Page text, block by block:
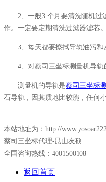
2、一般3 个月要清洗随机过滤
作。一定要定期清洗过滤器滤芯。
3、每天都要擦拭导轨油污和
4、对蔡司三坐标测量机导轨
测量机的导轨是蔡司三坐标
石导轨，因其质地比较脆，任何
本站地址为：http://
蔡司三坐标代理-昆山友硕
全国咨询热线：4001500108
返回首页